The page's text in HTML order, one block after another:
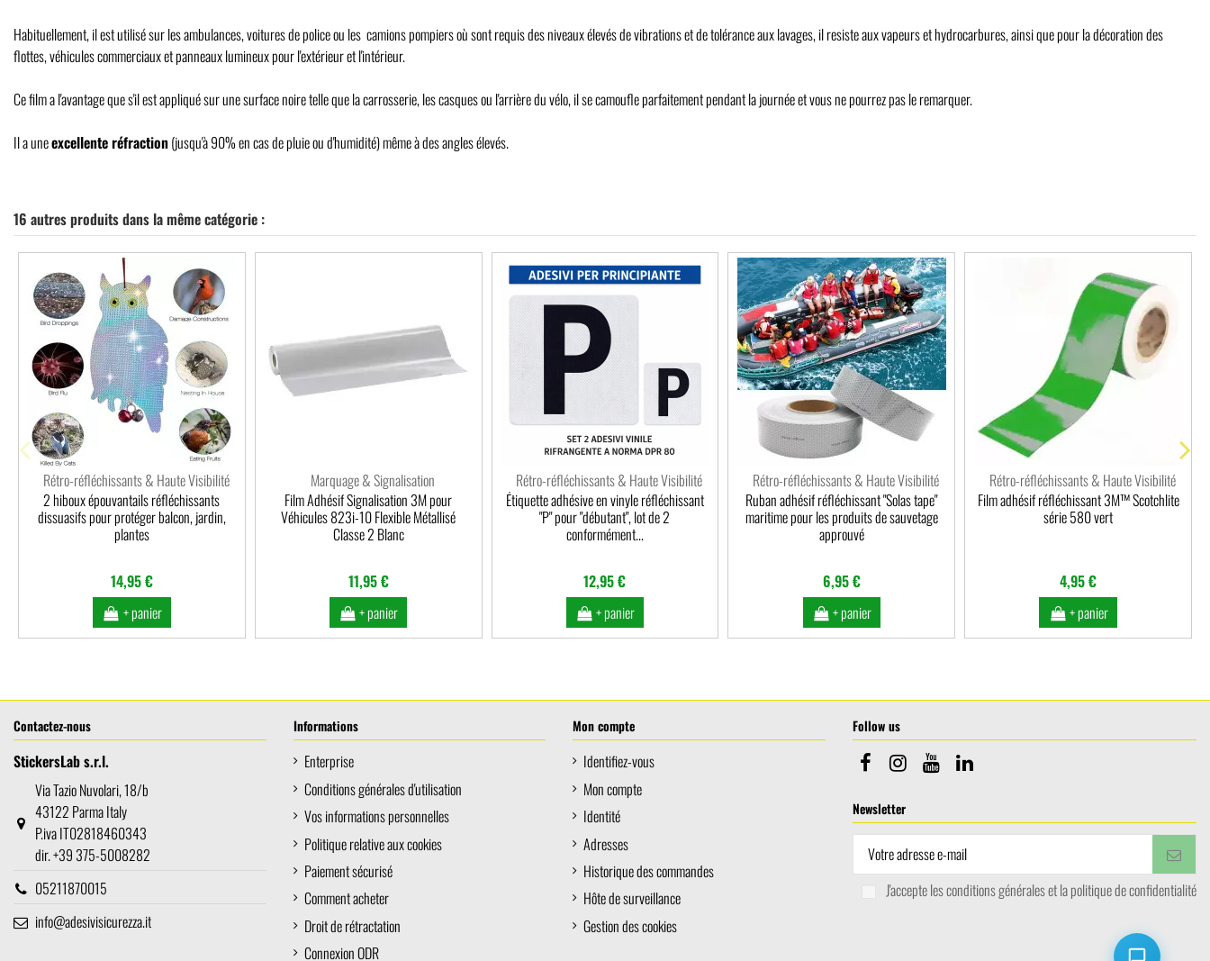
Habituellement, il est utilisé sur les ambulances, voitures de police ou les camions pompiers où sont requis des niveaux élevés de vibrations et de tolérance aux lavages, il resiste aux vapeurs et hydrocarbures, ainsi que pour la décoration des
flottes, véhicules commerciaux et panneaux lumineux pour l'extérieur etl'intérieur.
Ce film a l'avantage que s'il est appliqué sur une surface noire telle que la carrosserie, les casques ou l'arrière du vélo, il se camoufle parfaitement pendant la journée et vous ne pourrez pas le remarquer.
Il a uneexcellente réfraction(jusqu'à 90% en cas de pluie ou d'humidité) même à des angles élevés.
16 autres produits dans la même catégorie :
Rétro-réfléchissants & Haute Visibilité
2 hiboux épouvantails réfléchissants
dissuasifs pour protéger balcon, jardin,
plantes
14,95 €
+ panier
Marquage & Signalisation
Film Adhésif Signalisation 3M pour
Véhicules 823i-10 Flexible Métallisé
Classe 2 Blanc
11,95 €
+ panier
Rétro-réfléchissants & Haute Visibilité
Étiquette adhésive en vinyle réfléchissant
"P" pour "débutant", lot de 2
conformément...
12,95 €
+ panier
Rétro-réfléchissants & Haute Visibilité
Ruban adhésif réfléchissant "Solas tape"
maritime pour les produits de sauvetage
approuvé
6,95 €
+ panier
Rétro-réfléchissants & Haute Visibilité
Film adhésif réfléchissant 3M™ Scotchlite
série 580 vert
4,95 €
+ panier
Contactez-nous
StickersLab s.r.l.
Via Tazio Nuvolari, 18/b
43122 Parma Italy
P.iva IT02818460343
dir. +39 375-5008282
05211870015
info@adesivisicurezza.it
Informations
Enterprise
Conditions générales d'utilisation
Vos informations personnelles
Politique relative aux cookies
Paiement sécurisé
Comment acheter
Droit de rétractation
Connexion ODR
Mon compte
Identifiez-vous
Mon compte
Identité
Adresses
Historique des commandes
Hôte de surveillance
Gestion des cookies
Follow us
Newsletter
J'accepte les conditions générales et la politique de confidentialité